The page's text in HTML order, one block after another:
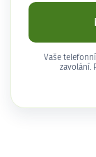
Vaše
zavolání.